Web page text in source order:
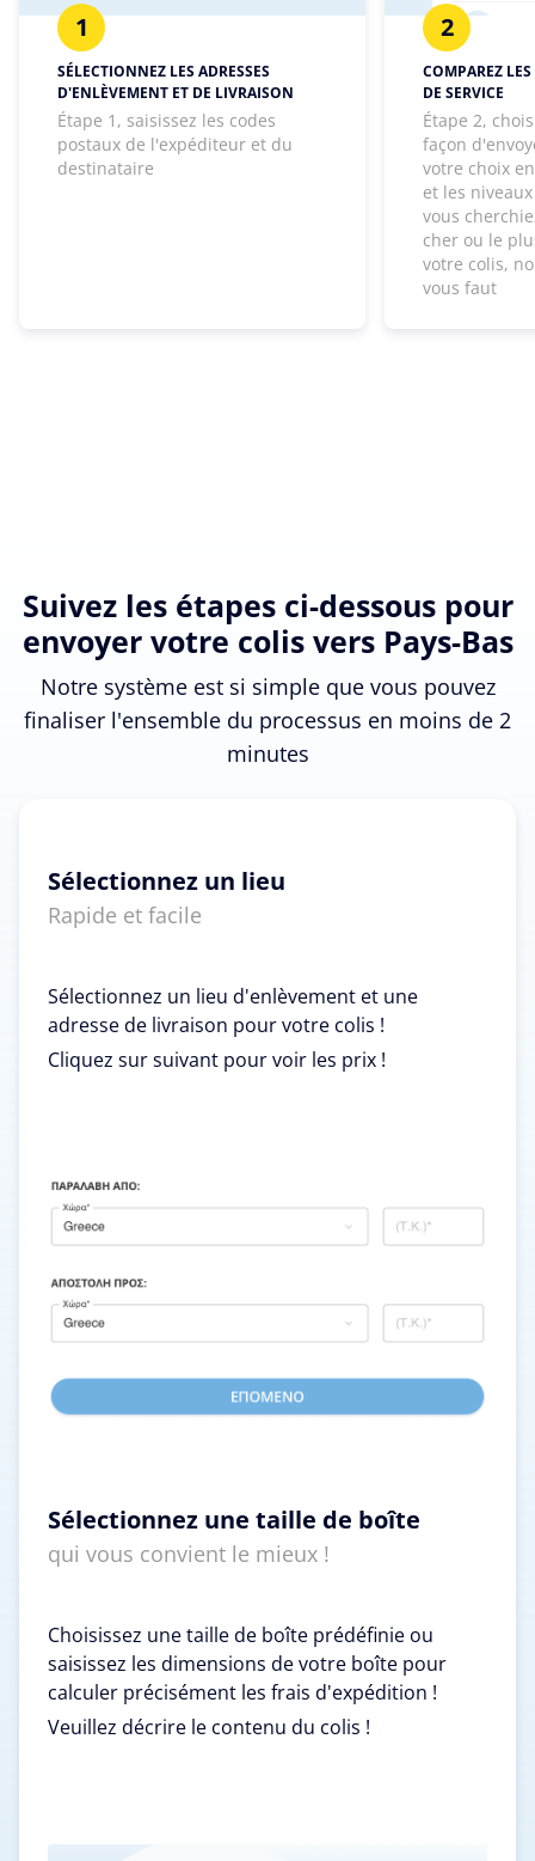
1
SÉLECTIONNEZ LES ADRESSES
D'ENLÈVEMENT ET DE LIVRAISON
Étape 1, saisissez les codes
postaux de l'expéditeur et du
destinataire
2
COMPAREZ
DE SERVICE
Étape 2,
façon
votre choix
et les
vous
cher ou le
votre colis,
vous faut
Suivez les étapes ci-dessous pour
envoyer votre colis vers Pays-Bas
Notre système est si simple que vous pouvez
finaliser l'ensemble du processus en moins de 2
minutes
Sélectionnez un lieu
Rapide et facile
Sélectionnez un lieu d'enlèvement et une
adresse de livraison pour votre colis !
Cliquez sur suivant pour voir les prix !
Sélectionnez une taille de boîte
qui vous convient le mieux !
Choisissez une taille de boîte prédéfinie ou
saisissez les dimensions de votre boîte pour
calculer précisément les frais d'expédition !
Veuillez décrire le contenu du colis !